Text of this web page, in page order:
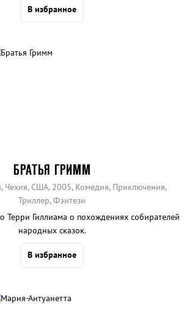
В избранное
БРАТЬЯ ГРИММ
Чехия, США, 2005, Комедия, Приключения,
Триллер, Фэнтези
Терри Гиллиама о похождениях собирателей
народных сказок.
В избранное